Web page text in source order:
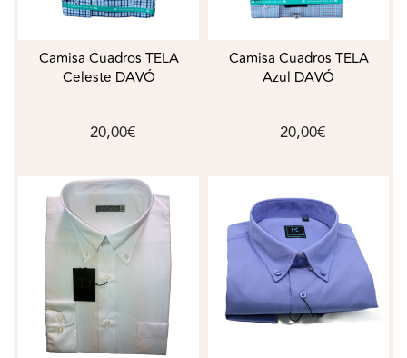
Camisa Cuadros TELA
Celeste DAVÓ
20,00€
Camisa Cuadros TELA
Azul DAVÓ
20,00€